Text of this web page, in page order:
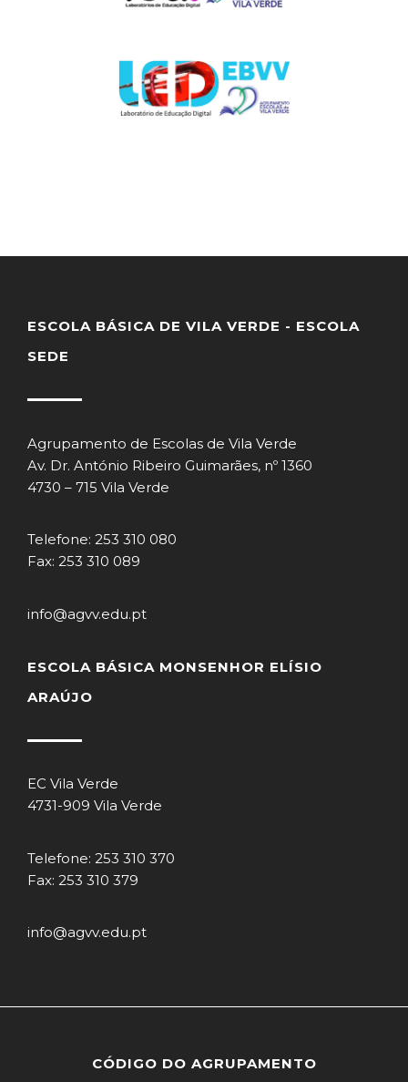
ESCOLA BÁSICA DE VILA VERDE - ESCOLA
SEDE
Agrupamento de Escolas de Vila Verde
Av. Dr. António Ribeiro Guimarães, nº 1360
4730 – 715 Vila Verde
Telefone: 253 310 080
Fax: 253 310 089
info@agvv.edu.pt
ESCOLA BÁSICA MONSENHOR ELÍSIO
ARAÚJO
EC Vila Verde
4731-909 Vila Verde
Telefone: 253 310 370
Fax: 253 310 379
info@agvv.edu.pt
CÓDIGO DO AGRUPAMENTO